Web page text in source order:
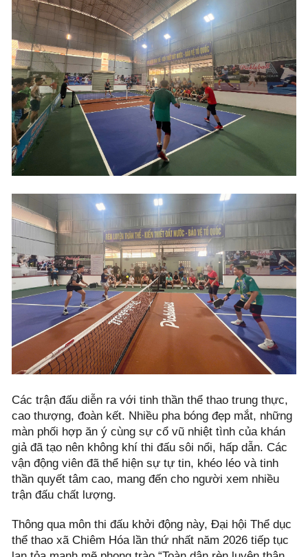
Các trận đấu diễn ra với tinh thần thể thao trung thực,
cao thượng, đoàn kết. Nhiều pha bóng đẹp mắt, những
màn phối hợp ăn ý cùng sự cổ vũ nhiệt tình của khán
giả đã tạo nên không khí thi đấu sôi nổi, hấp dẫn. Các
vận động viên đã thể hiện sự tự tin, khéo léo và tinh
thần quyết tâm cao, mang đến cho người xem nhiều
trận đấu chất lượng.
Thông qua môn thi đấu khởi động này, Đại hội Thể dục
thể thao xã Chiêm Hóa lần thứ nhất năm 2026 tiếp tục